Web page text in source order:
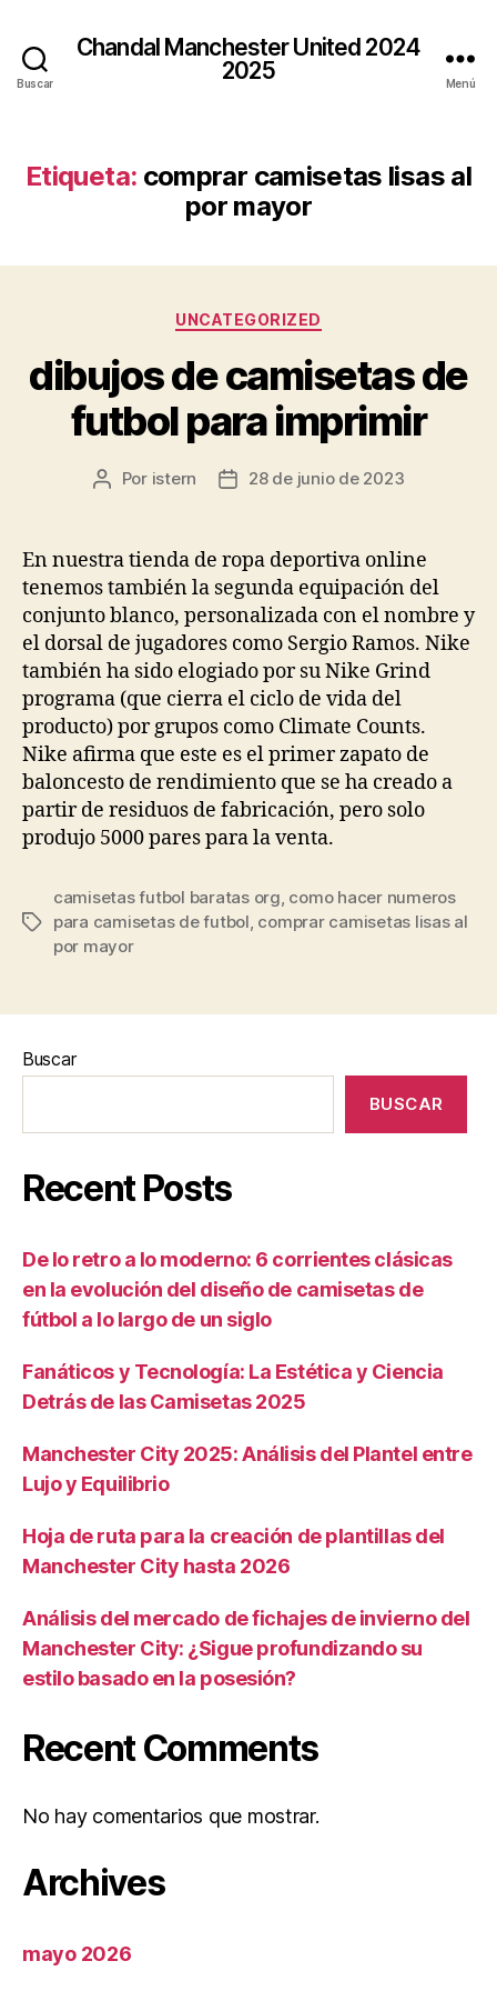
Buscar
Chandal Manchester United 2024
2025
Menú
Etiqueta: comprar camisetas lisas al
por mayor
Categorías
UNCATEGORIZED
dibujos de camisetas de
futbol para imprimir
Autor
entrada
Por istern
Fecha
entrada
28 de junio de 2023
En nuestra tienda de ropa deportiva online
tenemos también la segunda equipación del
conjunto blanco, personalizada con el nombre y
el dorsal de jugadores como Sergio Ramos. Nike
también ha sido elogiado por su Nike Grind
programa (que cierra el ciclo de vida del
producto) por grupos como Climate Counts.
Nike afirma que este es el primer zapato de
baloncesto de rendimiento que se ha creado a
partir de residuos de fabricación, pero solo
produjo 5000 pares para la venta.
Etiquetas
camisetas futbol baratas org como hacer numeros
para camisetas de futbol comprar camisetas lisas al
por mayor
Buscar
BUSCAR
Recent Posts
De lo retro a lo moderno: 6 corrientes clásicas
en la evolución del diseño de camisetas de
fútbol a lo largo de un siglo
Fanáticos y Tecnología: La Estética y Ciencia
Detrás de las Camisetas 2025
Manchester City 2025: Análisis del Plantel entre
Lujo y Equilibrio
Hoja de ruta para la creación de plantillas del
Manchester City hasta 2026
Análisis del mercado de fichajes de invierno del
Manchester City: ¿Sigue profundizando su
estilo basado en la posesión?
Recent Comments
No hay comentarios que mostrar.
Archives
mayo 2026